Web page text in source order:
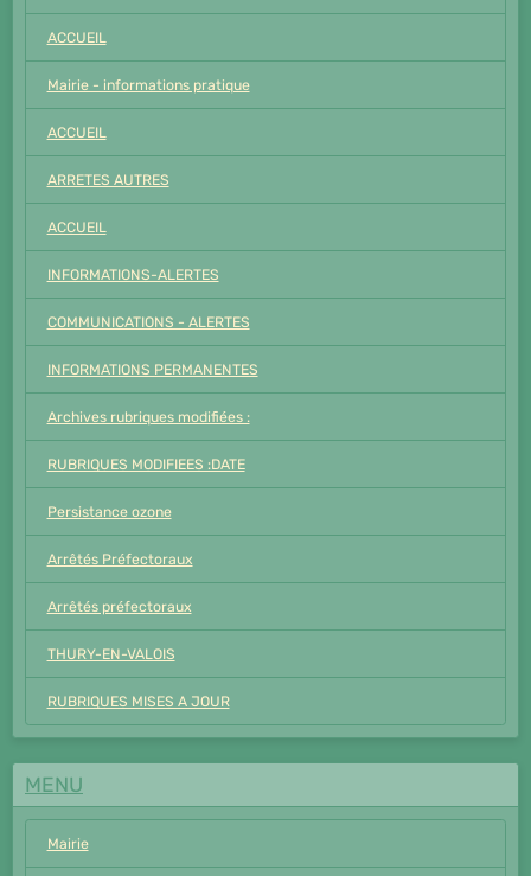
ACCUEIL
Mairie - informations pratique
ACCUEIL
ARRETES AUTRES
ACCUEIL
INFORMATIONS-ALERTES
COMMUNICATIONS - ALERTES
INFORMATIONS PERMANENTES
Archives rubriques modifiées :
RUBRIQUES MODIFIEES :DATE
Persistance ozone
Arrêtés Préfectoraux
Arrêtés préfectoraux
THURY-EN-VALOIS
RUBRIQUES MISES A JOUR
MENU
Mairie